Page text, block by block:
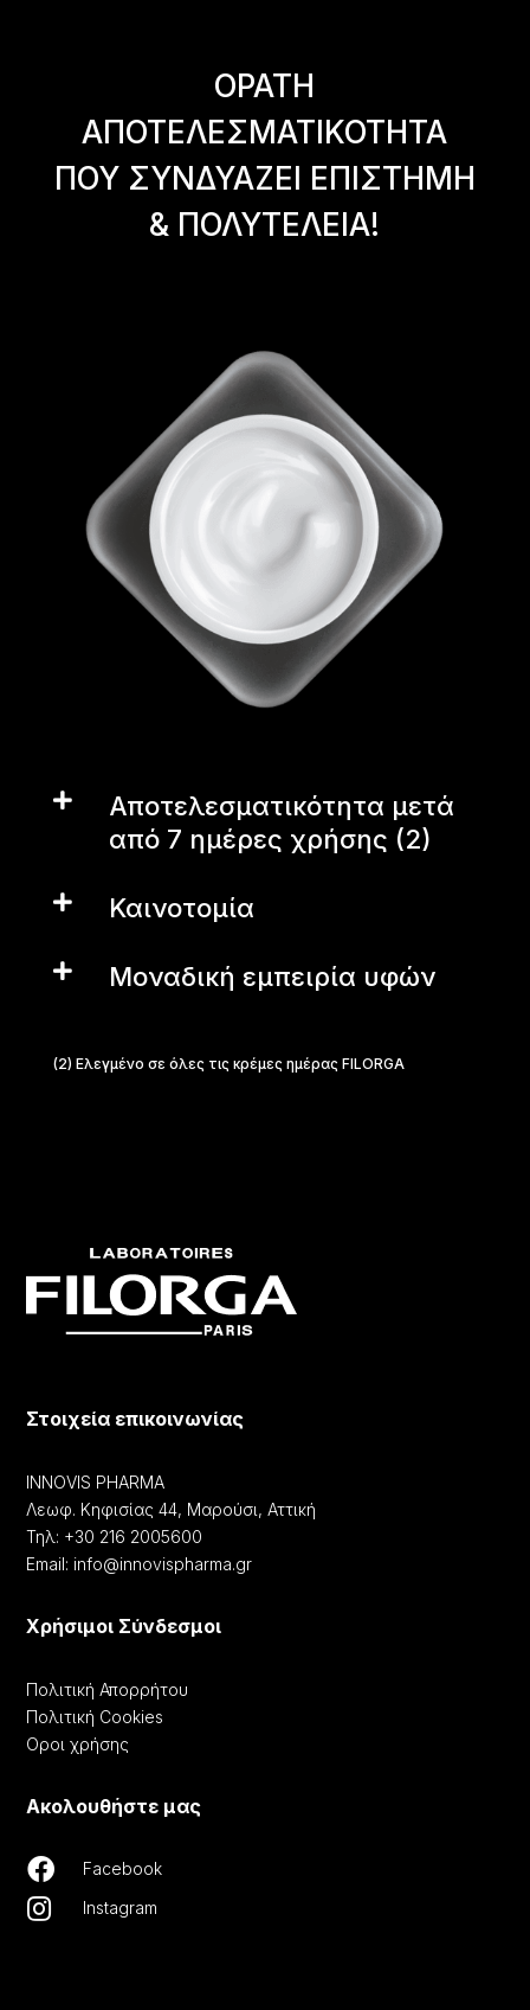
ΟΡΑΤΗ
ΑΠΟΤΕΛΕΣΜΑΤΙΚΟΤΗΤΑ
ΠΟΥ ΣΥΝΔΥΑΖΕΙ ΕΠΙΣΤΗΜΗ
& ΠΟΛΥΤΕΛΕΙΑ!

Αποτελεσματικότητα μετά
από 7 ημέρες χρήσης (2)
 Καινοτομία
 Μοναδική εμπειρία υφών
(2) Ελεγμένο σε όλες τις κρέμες ημέρας FILORGA
Στοιχεία επικοινωνίας
INNOVIS PHARMA
Λεωφ. Κηφισίας 44, Μαρούσι, Αττική
Τηλ: +30 216 2005600
Email: info@innovispharma.gr
Χρήσιμοι Σύνδεσμοι
Πολιτική Απορρήτου
Πολιτική Cookies
Οροι χρήσης
Ακολουθήστε μας
 Facebook
 Instagram